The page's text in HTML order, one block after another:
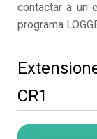
contactar a un
programa
CR1